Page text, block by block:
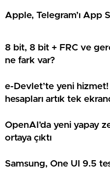
Apple, Telegram’ı App
8 bit, 8 bit + FRC ve
ne fark var?
e-Devlet’te yeni
hesapları artık tek
OpenAI’da yeni yapay
ortaya çıktı
Samsung, One UI 9.5